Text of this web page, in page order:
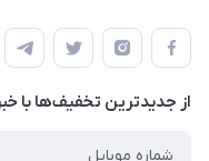
املاک مدنی - نوساز شاپ
لیست محصولات
درباره ما
قوانین و مقررات
حریم خصوصی
راهنما
پرسش های متداول
از جدید‌ترین تخفیف‌ها با‌